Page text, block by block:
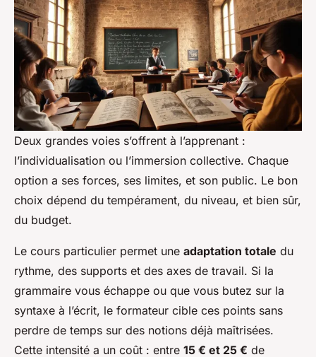
Deux grandes voies s’offrent à l’apprenant :
l’individualisation ou l’immersion collective. Chaque
option a ses forces, ses limites, et son public. Le bon
choix dépend du tempérament, du niveau, et bien sûr,
du budget.
Le cours particulier permet une adaptation totale du
rythme, des supports et des axes de travail. Si la
grammaire vous échappe ou que vous butez sur la
syntaxe à l’écrit, le formateur cible ces points sans
perdre de temps sur des notions déjà maîtrisées.
Cette intensité a un coût : entre 15 € et 25 € de